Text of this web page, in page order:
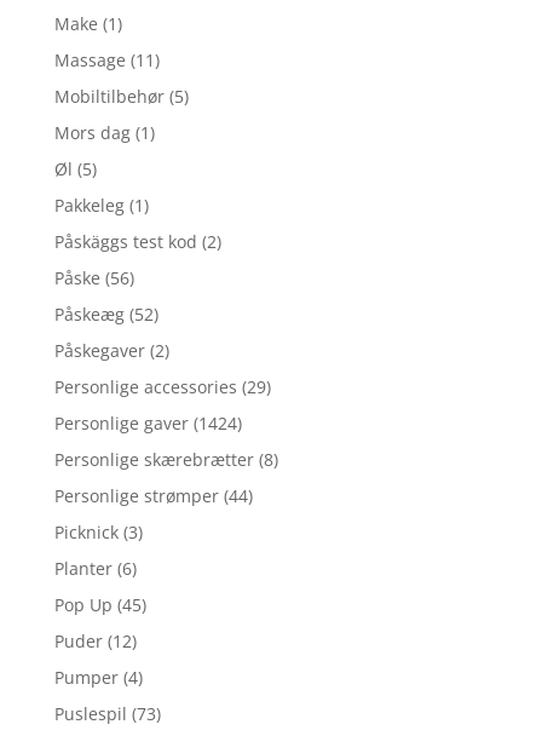
Make (1)
Massage (11)
Mobiltilbehør (5)
Mors dag (1)
Øl (5)
Pakkeleg (1)
Påskäggs test kod (2)
Påske (56)
Påskeæg (52)
Påskegaver (2)
Personlige accessories (29)
Personlige gaver (1424)
Personlige skærebrætter (8)
Personlige strømper (44)
Picknick (3)
Planter (6)
Pop Up (45)
Puder (12)
Pumper (4)
Puslespil (73)